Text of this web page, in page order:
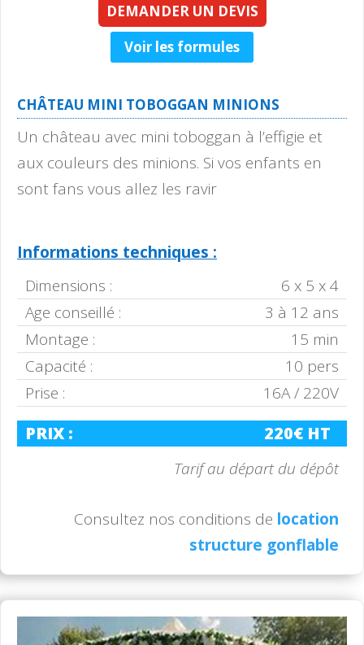
DEMANDER UN DEVIS
Voir les formules
CHÂTEAU MINI TOBOGGAN MINIONS
Un château avec mini toboggan à l’effigie et
aux couleurs des minions. Si vos enfants en
sont fans vous allez les ravir
Informations techniques :
Dimensions :
6 x 5 x 4
Age conseillé :
3 à 12 ans
Montage :
15 min
Capacité :
10 pers
Prise :
16A / 220V
PRIX : 220€ HT
Tarif au départ du dépôt
Consultez nos conditions de location
structure gonflable